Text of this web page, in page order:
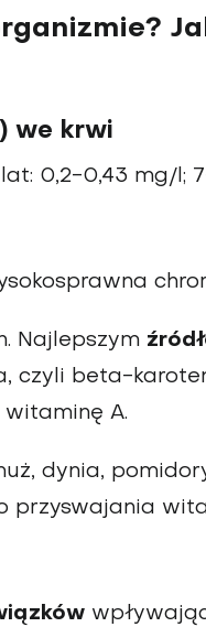
we krwi
lat: 0,2-0,43 mg/l;
Najlepszym
czyli beta-
A.
dynia,
przyswajania